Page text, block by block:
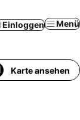
Einloggen Menü
Haus/Apartment
Karte ansehen